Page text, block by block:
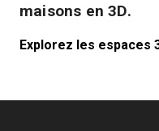
maisons en 3D.
Explorez les espaces